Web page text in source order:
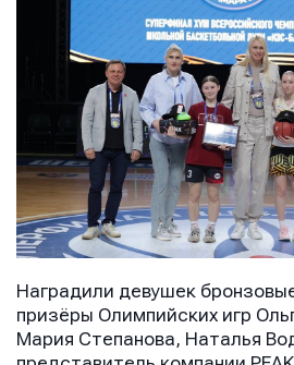
Наградили девушек
призёры Олимпийских игр
Мария Степанова, Наталья
Имя
Имя
Имя